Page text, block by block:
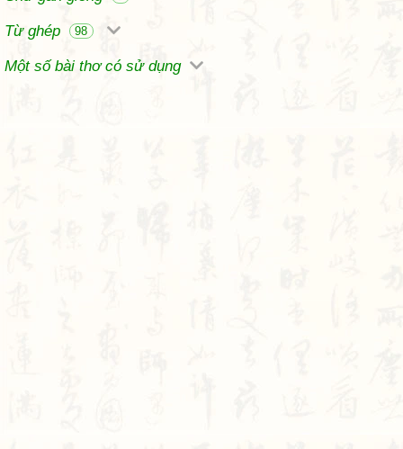
Từ ghép 98
Một số bài thơ có sử dụng